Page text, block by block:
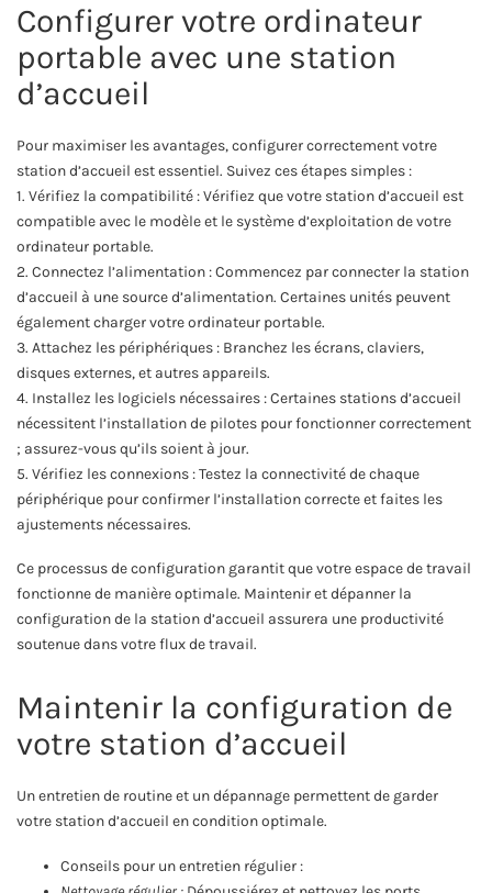
Configurer votre ordinateur
portable avec une station
d’accueil
Pour maximiser les avantages, configurer correctement votre
station d’accueil est essentiel. Suivez ces étapes simples :
1. Vérifiez la compatibilité : Vérifiez que votre station d’accueil est
compatible avec le modèle et le système d’exploitation de votre
ordinateur portable.
2. Connectez l’alimentation : Commencez par connecter la station
d’accueil à une source d’alimentation. Certaines unités peuvent
également charger votre ordinateur portable.
3. Attachez les périphériques : Branchez les écrans, claviers,
disques externes, et autres appareils.
4. Installez les logiciels nécessaires : Certaines stations d’accueil
nécessitent l’installation de pilotes pour fonctionner correctement
; assurez-vous qu’ils soient à jour.
5. Vérifiez les connexions : Testez la connectivité de chaque
périphérique pour confirmer l’installation correcte et faites les
ajustements nécessaires.
Ce processus de configuration garantit que votre espace de travail
fonctionne de manière optimale. Maintenir et dépanner la
configuration de la station d’accueil assurera une productivité
soutenue dans votre flux de travail.
Maintenir la configuration de
votre station d’accueil
Un entretien de routine et un dépannage permettent de garder
votre station d’accueil en condition optimale.
Conseils pour un entretien régulier :